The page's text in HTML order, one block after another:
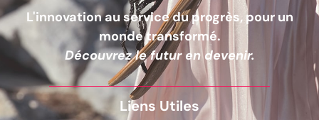
L'innovation au service du progrès, pour un
monde transformé.
Découvrez le futur en devenir.
Liens Utiles